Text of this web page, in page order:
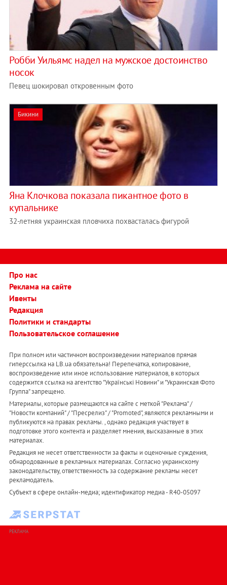
Робби Уильямс надел на мужское достоинство
носок
Певец шокировал откровенным фото
Бикини
Яна Клочкова показала пикантное фото в
купальнике
32-летняя украинская пловчиха похвасталась фигурой
Про нас
Реклама на сайте
Ивенты
Редакция
Политики и стандарты
Пользовательское соглашение
При полном или частичном воспроизведении материалов прямая
гиперссылка на LB.ua обязательна! Перепечатка, копирование,
воспроизведение или иное использование материалов, в которых
содержится ссылка на агентство "Українськi Новини" и "Украинская Фото
Группа" запрещено.
Материалы, которые размещаются на сайте с меткой "Реклама" /
"Новости компаний" / "Пресрелиз" / "Promoted", являются рекламными и
публикуются на правах рекламы. , однако редакция участвует в
подготовке этого контента и разделяет мнения, высказанные в этих
материалах.
Редакция не несет ответственности за факты и оценочные суждения,
обнародованные в рекламных материалах. Согласно украинскому
законодательству, ответственность за содержание рекламы несет
рекламодатель.
Субъект в сфере онлайн-медиа; идентификатор медиа - R40-05097
РЕКЛАМА